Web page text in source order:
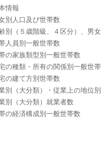
情報
別人口及び世帯数
別（５歳階級、４区分）、男
人員別一般世帯数
の家族類型別一般世帯数
の種類・所有の関係別一般世
の建て方別世帯数
別（大分類）・従業上の地位
別（大分類）就業者数
の経済構成別一般世帯数